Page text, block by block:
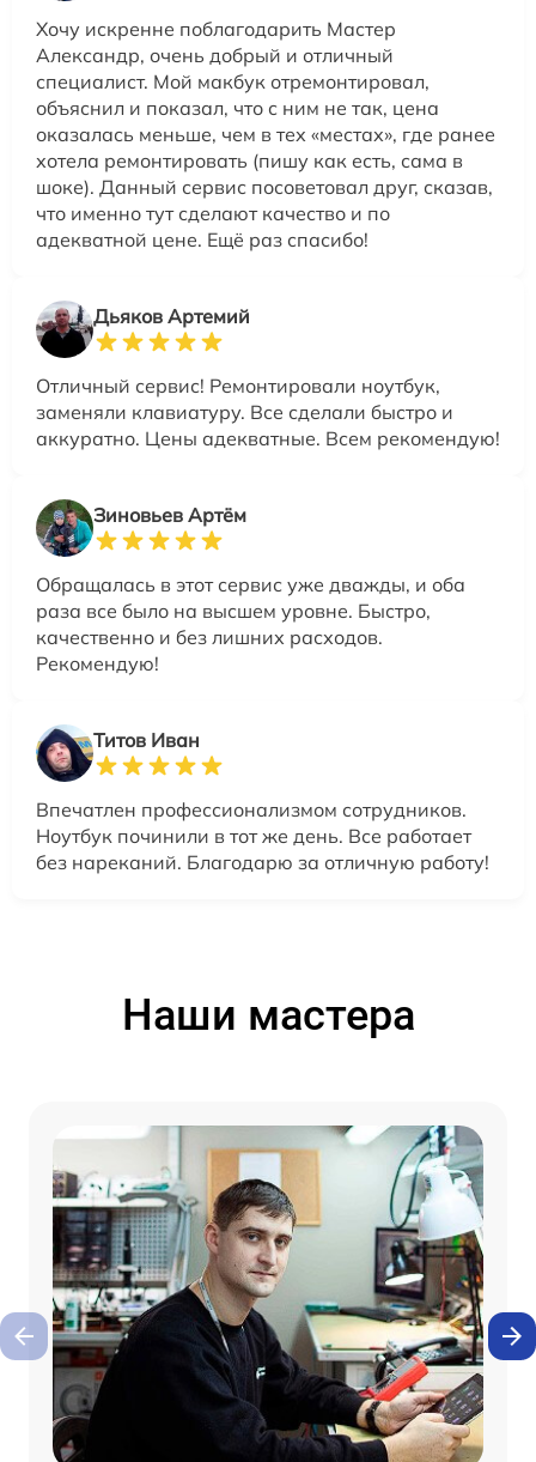
Хочу искренне поблагодарить Мастер
Александр, очень добрый и отличный
специалист. Мой макбук отремонтировал,
объяснил и показал, что с ним не так, цена
оказалась меньше, чем в тех «местах», где ранее
хотела ремонтировать (пишу как есть, сама в
шоке). Данный сервис посоветовал друг, сказав,
что именно тут сделают качество и по
адекватной цене. Ещё раз спасибо!
Дьяков Артемий
Отличный сервис! Ремонтировали ноутбук,
заменяли клавиатуру. Все сделали быстро и
аккуратно. Цены адекватные. Всем рекомендую!
Зиновьев Артём
Обращалась в этот сервис уже дважды, и оба
раза все было на высшем уровне. Быстро,
качественно и без лишних расходов.
Рекомендую!
Титов Иван
Впечатлен профессионализмом сотрудников.
Ноутбук починили в тот же день. Все работает
без нареканий. Благодарю за отличную работу!
Наши мастера